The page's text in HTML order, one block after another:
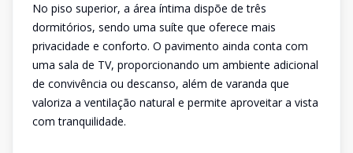
No piso superior, a área íntima dispõe de três
dormitórios, sendo uma suíte que oferece mais
privacidade e conforto. O pavimento ainda conta com
uma sala de TV, proporcionando um ambiente adicional
de convivência ou descanso, além de varanda que
valoriza a ventilação natural e permite aproveitar a vista
com tranquilidade.